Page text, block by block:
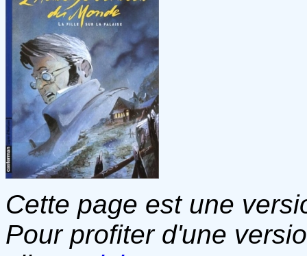
Cette page est une
Pour profiter d'une